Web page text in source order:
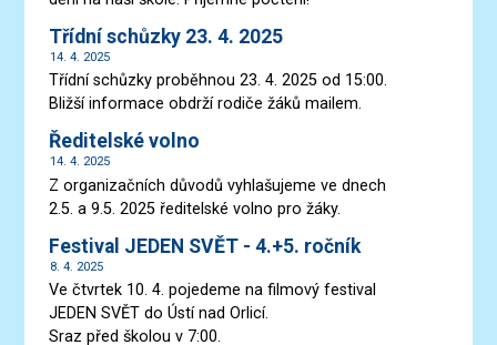
Třídní schůzky 23. 4. 2025
14. 4. 2025
Třídní schůzky proběhnou 23. 4. 2025 od 15:00.
Bližší informace obdrží rodiče žáků mailem.
Ředitelské volno
14. 4. 2025
Z organizačních důvodů vyhlašujeme ve dnech
2.5. a 9.5. 2025 ředitelské volno pro žáky.
Festival JEDEN SVĚT - 4.+5. ročník
8. 4. 2025
Ve čtvrtek 10. 4. pojedeme na filmový festival
JEDEN SVĚT do Ústí nad Orlicí.
Sraz před školou v 7:00.